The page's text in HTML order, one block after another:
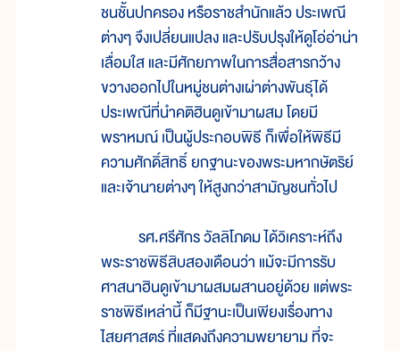
ชนชั้นปกครอง หรือราชสำนักแล้ว ประเพณี
ต่างๆ จึงเปลี่ยนแปลง และปรับปรุงให้ดูโอ่อ่าน่า
เลื่อมใส และมีศักยภาพในการสื่อสารกว้าง
ขวางออกไปในหมู่ชนต่างเผ่าต่างพันธุ์ได้
ประเพณีที่นำคติฮินดูเข้ามาผสม โดยมี
พราหมณ์ เป็นผู้ประกอบพิธี ก็เพื่อให้พิธีมี
ความศักดิ์สิทธิ์ ยกฐานะของพระมหากษัตริย์
และเจ้านายต่างๆ ให้สูงกว่าสามัญชนทั่วไป
รศ.ศรีศักร วัลลิโภดม ได้วิเคราะห์ถึง
พระราชพิธีสิบสองเดือนว่า แม้จะมีการรับ
ศาสนาฮินดูเข้ามาผสมผสานอยู่ด้วย แต่พระ
ราชพิธีเหล่านี้ ก็มีฐานะเป็นเพียงเรื่องทาง
ไสยศาสตร์ ที่แสดงถึงความพยายาม ที่จะ